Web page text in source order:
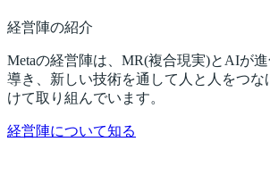
経営陣の紹介
Metaの経営陣は、MR(複合現実)とAIが
導き、新しい技術を通して人と人をつな
けて取り組んでいます。
経営陣について知る